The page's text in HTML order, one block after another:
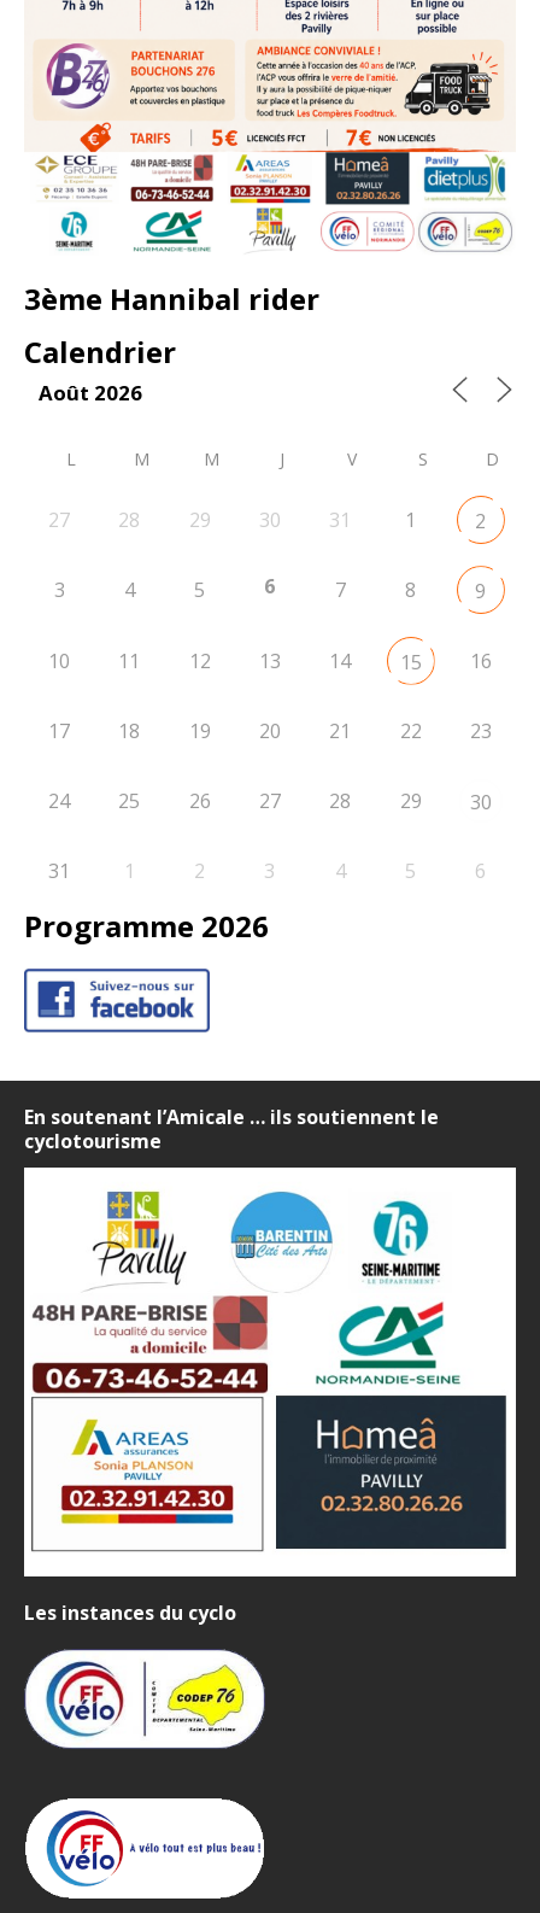
3ème Hannibal rider
Calendrier
Août 2026
L M M J V S D
27 28 29 30 31 1 2
3 4 5 6 7 8 9
10 11 12 13 14 15 16
17 18 19 20 21 22 23
24 25 26 27 28 29 30
31 1 2 3 4 5 6
Programme 2026
En soutenant l’Amicale … ils soutiennent le
cyclotourisme
Les instances du cyclo